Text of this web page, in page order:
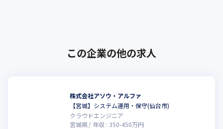
けにくい安定性があります。
【アソウ・アルファ】
・中期計画では、2025年までに、「プロダクト事業の確立」を目
指しています。人材育成による強化をベースに、注力分野の強化
を行い、新たなビジネスの創出、チャレンジにより価値向上を実
現したいと考えています。
この企業の他の求人
株式会社アソウ・アルファ
【宮城】システム運用・保守(仙台市)
クラウドエンジニア
宮城県
年収 : 350-450万円